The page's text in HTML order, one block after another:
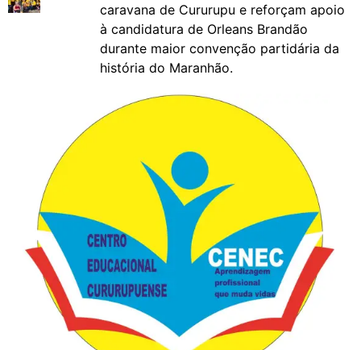
caravana de Cururupu e reforçam apoio
à candidatura de Orleans Brandão
durante maior convenção partidária da
história do Maranhão.